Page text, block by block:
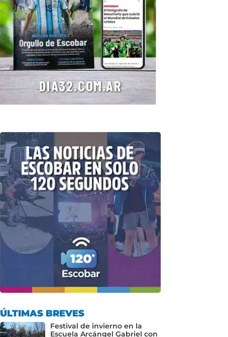
ÚLTIMAS BREVES
Festival de invierno en la
Escuela Arcángel Gabriel con